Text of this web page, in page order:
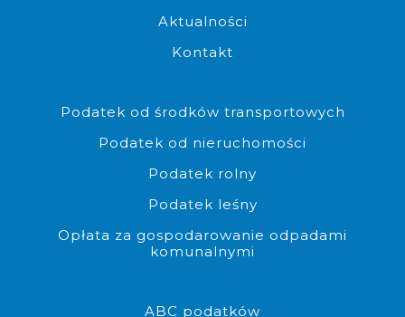
Aktualności
Kontakt
Możliwość złożenia
Podatek od środków transportowych
Podatek od nieruchomości
Podatek rolny
Podatek leśny
Opłata za gospodarowanie odpadami
komunalnymi
Możliwość pobrania
ABC podatków